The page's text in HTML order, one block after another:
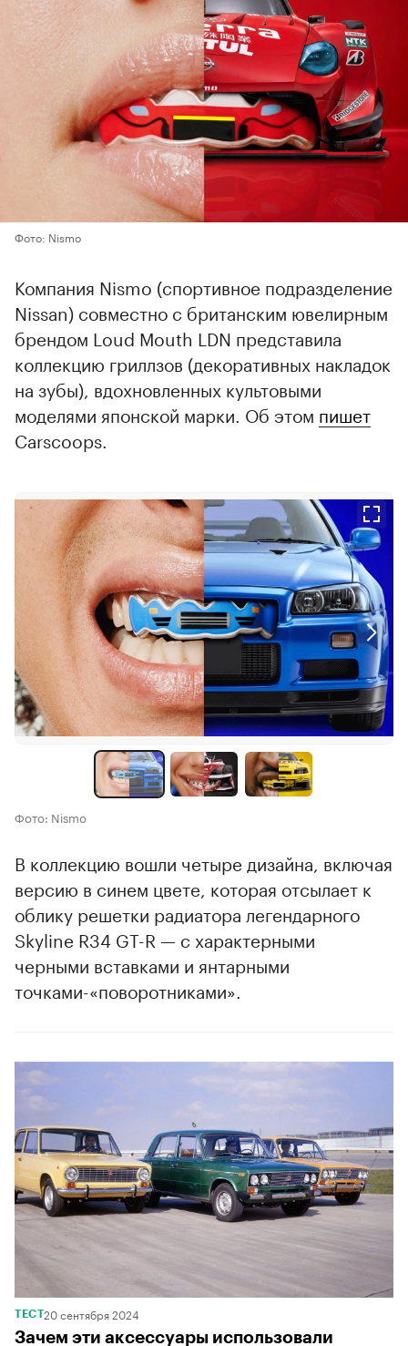
Фото: Nismo
Компания Nismo (спортивное подразделение
Nissan) совместно с британским ювелирным
брендом Loud Mouth LDN представила
коллекцию гриллзов (декоративных накладок
на зубы), вдохновленных культовыми
моделями японской марки. Об этом пишет
Carscoops.
Фото: Nismo
В коллекцию вошли четыре дизайна, включая
версию в синем цвете, которая отсылает к
облику решетки радиатора легендарного
Skyline R34 GT-R — с характерными
черными вставками и янтарными
точками-«поворотниками».
ТЕСТ 20 сентября 2024
Зачем эти аксессуары использовали